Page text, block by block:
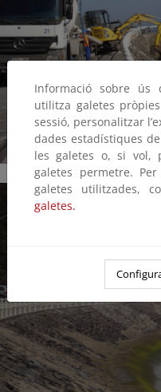
Informació sobre ús
utilitza galetes
sessió, personalitzar
dades estadístiques
les galetes o, si vol,
galetes permetre.
galetes utilitzades,
galetes.